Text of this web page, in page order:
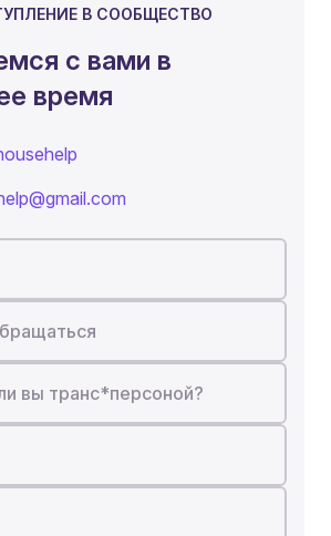
В СООБЩЕСТВО
с вами в
время
вы транс*персоной?